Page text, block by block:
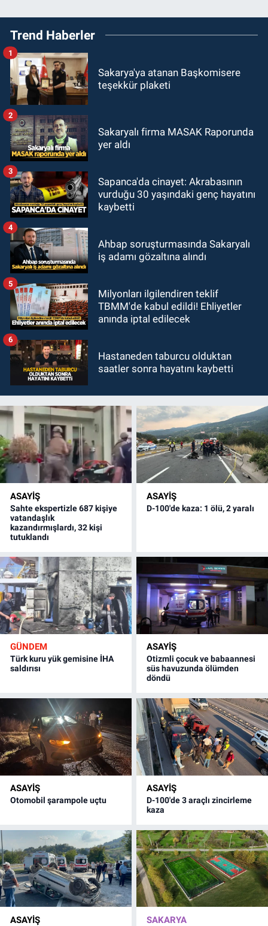
Trend Haberler
Sakarya'ya atanan Başkomisere
teşekkür plaketi
1
Sakaryalı firma MASAK Raporunda
yer aldı
2
Sapanca'da cinayet: Akrabasının
vurduğu 30 yaşındaki genç hayatını
kaybetti
3
Ahbap soruşturmasında Sakaryalı
iş adamı gözaltına alındı
4
Milyonları ilgilendiren teklif
TBMM'de kabul edildi! Ehliyetler
anında iptal edilecek
5
Hastaneden taburcu olduktan
saatler sonra hayatını kaybetti
6
ASAYİŞ
Sahte ekspertizle 687 kişiye
vatandaşlık
kazandırmışlardı, 32 kişi
tutuklandı
ASAYİŞ
D-100'de kaza: 1 ölü, 2 yaralı
GÜNDEM
Türk kuru yük gemisine İHA
saldırısı
ASAYİŞ
Otizmli çocuk ve babaannesi
süs havuzunda ölümden
döndü
ASAYİŞ
Otomobil şarampole uçtu
ASAYİŞ
D-100'de 3 araçlı zincirleme
kaza
ASAYİŞ SAKARYA